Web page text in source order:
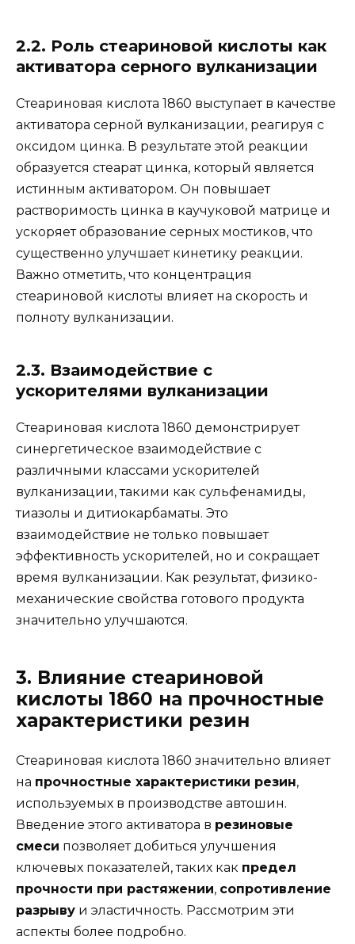
2.2. Роль стеариновой кислоты как
активатора серного вулканизации
Стеариновая кислота 1860 выступает в качестве
активатора серной вулканизации, реагируя с
оксидом цинка. В результате этой реакции
образуется стеарат цинка, который является
истинным активатором. Он повышает
растворимость цинка в каучуковой матрице и
ускоряет образование серных мостиков, что
существенно улучшает кинетику реакции.
Важно отметить, что концентрация
стеариновой кислоты влияет на скорость и
полноту вулканизации.
2.3. Взаимодействие с
ускорителями вулканизации
Стеариновая кислота 1860 демонстрирует
синергетическое взаимодействие с
различными классами ускорителей
вулканизации, такими как сульфенамиды,
тиазолы и дитиокарбаматы. Это
взаимодействие не только повышает
эффективность ускорителей, но и сокращает
время вулканизации. Как результат, физико-
механические свойства готового продукта
значительно улучшаются.
3. Влияние стеариновой
кислоты 1860 на прочностные
характеристики резин
Стеариновая кислота 1860 значительно влияет
на прочностные характеристики резин,
используемых в производстве автошин.
Введение этого активатора в резиновые
смеси позволяет добиться улучшения
ключевых показателей, таких как предел
прочности при растяжении, сопротивление
разрыву и эластичность. Рассмотрим эти
аспекты более подробно.